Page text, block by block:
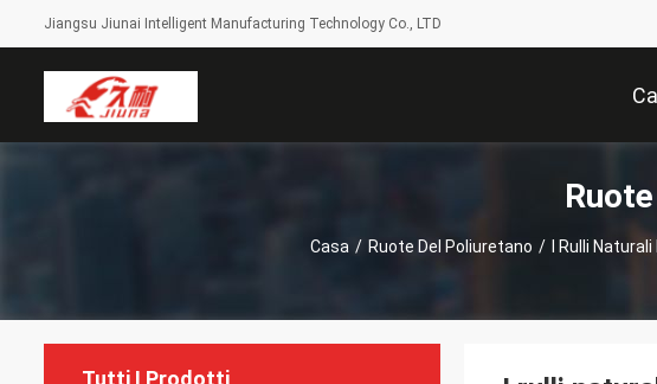
Jiangsu Jiunai Intelligent Manufacturing Technology Co., LTD
Casa / Ruote Del Poliuretano /
I Rulli
Tutti I Prodotti